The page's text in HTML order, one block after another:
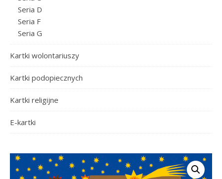
Seria D
Seria F
Seria G
Kartki wolontariuszy
Kartki podopiecznych
Kartki religijne
E-kartki